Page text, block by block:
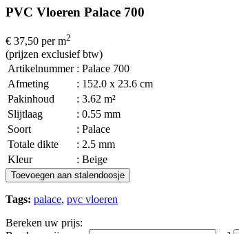
PVC Vloeren Palace 700
€ 37,50 per m2
(prijzen exclusief btw)
Artikelnummer : Palace 700
Afmeting
: 152.0 x 23.6 cm
Pakinhoud
: 3.62 m²
Slijtlaag
: 0.55 mm
Soort
: Palace
Totale dikte
: 2.5 mm
Kleur
: Beige
Toevoegen aan stalendoosje
Tags: palace, pvc vloeren
Bereken uw prijs: